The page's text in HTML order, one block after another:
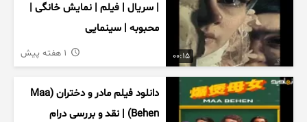
00:15
| سریال | فیلم | نمایش خانگی |
محبوبه | سینمایی
دانلود فیلم مادر و دختران (Maa
Behen) | نقد و بررسی درام